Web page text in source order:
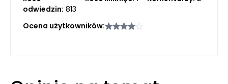
odwiedzin: 813
Ocena użytkowników: